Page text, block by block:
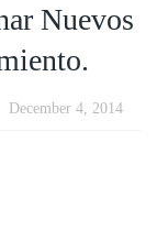
Nuevos
December 4, 2014